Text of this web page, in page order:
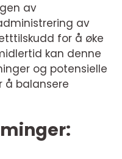
av
av
for å øke
kan denne
og potensielle
å balansere